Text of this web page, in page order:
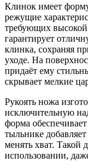
Клинок имеет
режущие
требующих
гарантирует
клинка, сохраняя
уходе. На
придаёт ему
скрывает мелкие
Рукоять ножа
исключительную
форма
тыльнике
менять хват. Такой
использовании,